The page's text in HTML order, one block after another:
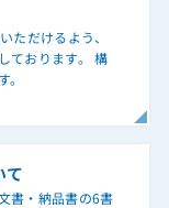
ただけるよう、
ております。 構
て
書・納品書の6書